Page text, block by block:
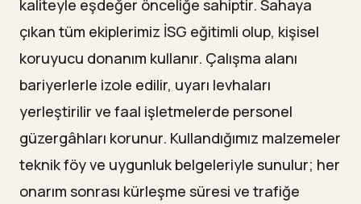
kaliteyle eşdeğer önceliğe sahiptir. Sahaya
çıkan tüm ekiplerimiz İSG eğitimli olup, kişisel
koruyucu donanım kullanır. Çalışma alanı
bariyerlerle izole edilir, uyarı levhaları
yerleştirilir ve faal işletmelerde personel
güzergâhları korunur. Kullandığımız malzemeler
teknik föy ve uygunluk belgeleriyle sunulur; her
onarım sonrası kürleşme süresi ve trafiğe